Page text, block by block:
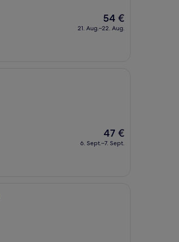
Der
Preis
beträgt
54 €
21. Aug.–22. Aug.
Der
Preis
beträgt
47 €
6. Sept.–7. Sept.